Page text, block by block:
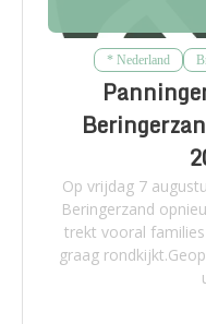
* Nederland
Op vrijdag 7
Beringerzand
trekt vooral
graag